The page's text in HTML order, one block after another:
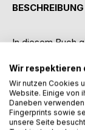
BESCHREIBUNG
In diesem Buch
ganz normale
Wahrheiten und
Geschichten, in
Depressionen
Sehnsucht, Mut
Möglichkeit,
Wir respektieren
Wir nutzen Cookies
Website. Einige von
Daneben
Fingerprints sowie
unsere Seite